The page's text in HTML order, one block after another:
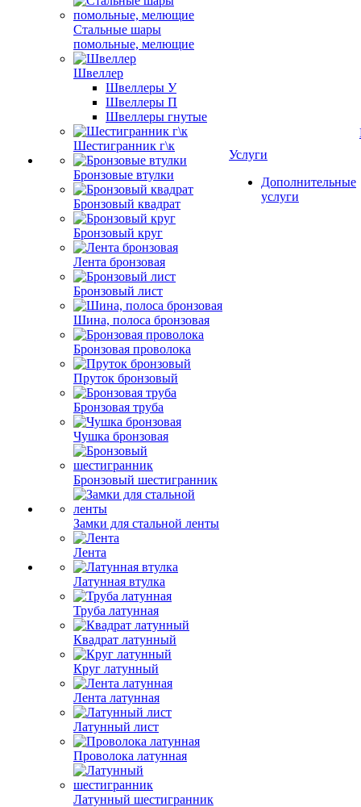
Стальные шары
помольные, мелющие
Швеллер
Швеллеры У
Швеллеры П
Швеллеры гнутые
Шестигранник г\к
Бронзовые втулки
Бронзовый квадрат
Бронзовый круг
Лента бронзовая
Бронзовый лист
Шина, полоса бронзовая
Бронзовая проволока
Пруток бронзовый
Бронзовая труба
Чушка бронзовая
Бронзовый шестигранник
Замки для стальной ленты
Лента
Латунная втулка
Труба латунная
Квадрат латунный
Круг латунный
Лента латунная
Латунный лист
Проволока латунная
Латунный шестигранник
Услуги
Дополнительные
услуги